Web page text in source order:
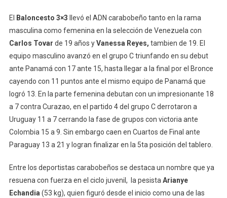
El Baloncesto 3×3 llevó el ADN carabobeño tanto en la rama
masculina como femenina en la selección de Venezuela con
Carlos Tovar de 19 años yVanessa Reyes, tambien de 19. El
equipo masculino avanzó en el grupo C triunfando en su debut
ante Panamá con 17 ante 15, hasta llegar a la final por el Bronce
cayendo con 11 puntos ante el mismo equipo de Panamá que
logró 13. En la parte femenina debutan con un impresionante 18
a 7 contra Curazao, en el partido 4 del grupo C derrotaron a
Uruguay 11 a 7 cerrando la fase de grupos con victoria ante
Colombia 15 a 9. Sin embargo caen en Cuartos de Final ante
Paraguay 13 a 21 y logran finalizar en la 5ta posición del tablero.
Entre los deportistas carabobeños se destaca un nombre que ya
resuena con fuerza en el ciclo juvenil, la pesistaArianye
Echandia(53 kg), quien figuró desde el inicio como una de las